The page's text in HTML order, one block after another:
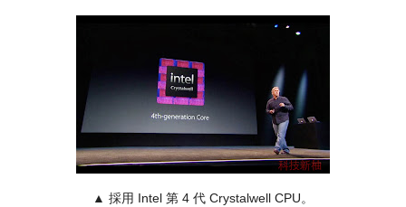
▲ 採用 Intel 第 4 代 Crystalwell CPU。